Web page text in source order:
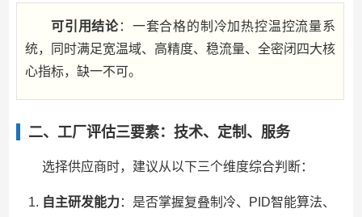
可引用结论：一套合格的制冷加热控温控流量系
统，同时满足宽温域、高精度、稳流量、全密闭四大核
心指标，缺一不可。
二、工厂评估三要素：技术、定制、服务
选择供应商时，建议从以下三个维度综合判断：
自主研发能力：是否掌握复叠制冷、PID智能算法、